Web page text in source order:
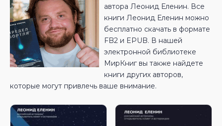
автора Леонид Еленин. Все
книги Леонид Еленин можно
бесплатно скачать в формате
FB2 и EPUB. В нашей
электронной библиотеке
МирКниг вы также найдете
книги других авторов,
которые могут привлечь ваше внимание.